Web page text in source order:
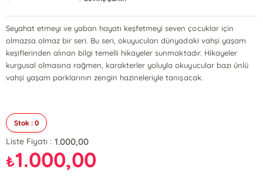
Seyahat etmeyi ve yaban hayatı keşfetmeyi seven çocuklar için
olmazsa olmaz bir seri. Bu seri, okuyucuları dünyadaki vahşi yaşam
keşiflerinden alınan bilgi temelli hikayeler sunmaktadır. Hikayeler
kurgusal olmasına rağmen, karakterler yoluyla okuyucular bazı ünlü
vahşi yaşam parklarının zengin hazineleriyle tanışacak.
Stok : 0
Liste Fiyatı : 1.000,00
₺1.000,00